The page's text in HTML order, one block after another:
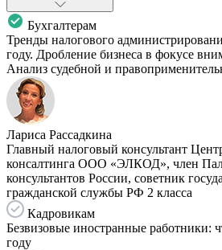
Бухгалтерам
Тренды налогового
году. Дробление бизнеса в фокусе
Анализ судебной и
Лариса Рассадкина
Главный налоговый консультант
консалтинга ООО «ЭЛКОД», член
консультантов России, советник
гражданской службы РФ 2 класса
Кадровикам
Безвизовые иностранные работники:
году